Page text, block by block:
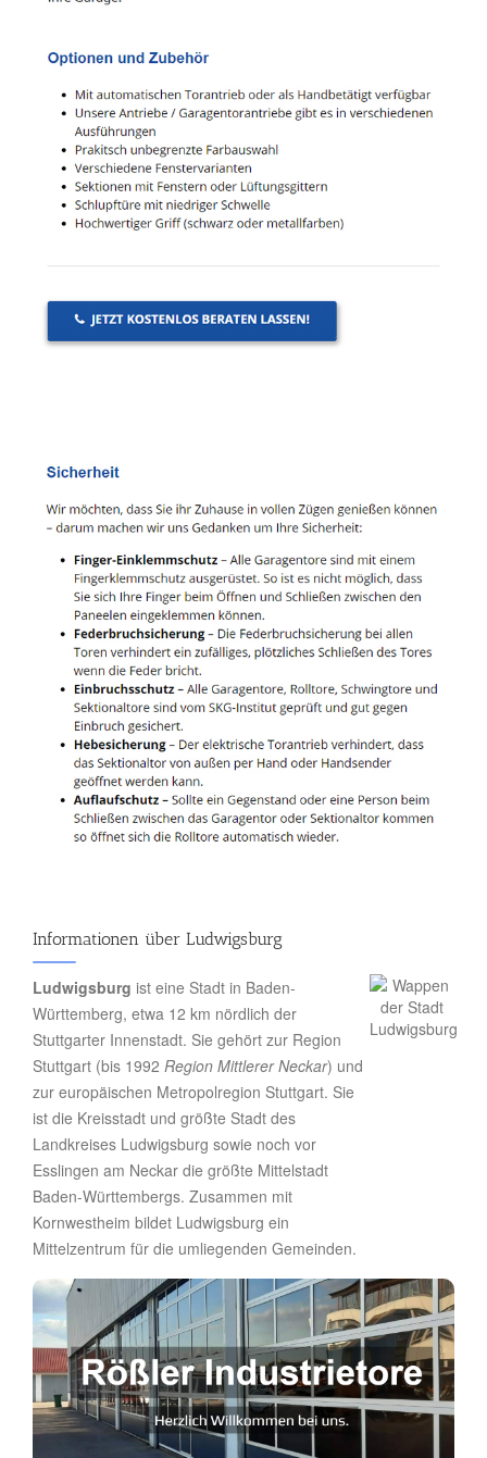
Informationen über Ludwigsburg
Ludwigsburg ist eine Stadt in Baden-
Württemberg, etwa 12 km nördlich der
Stuttgarter Innenstadt. Sie gehört zur Region
Stuttgart (bis 1992 Region Mittlerer Neckar) und
zur europäischen Metropolregion Stuttgart. Sie
ist die Kreisstadt und größte Stadt des
Landkreises Ludwigsburg sowie noch vor
Esslingen am Neckar die größte Mittelstadt
Baden-Württembergs. Zusammen mit
Kornwestheim bildet Ludwigsburg ein
Mittelzentrum für die umliegenden Gemeinden.